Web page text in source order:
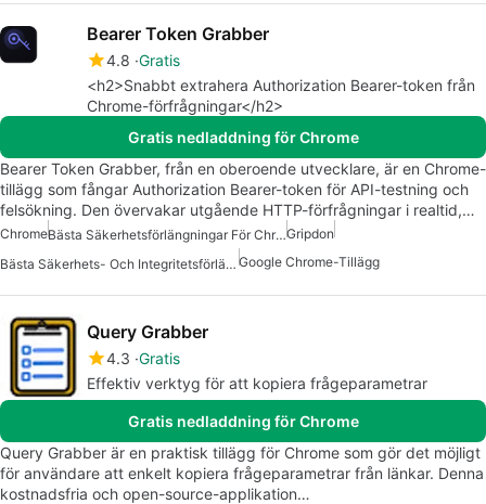
Bearer Token Grabber
4.8 Gratis
<h2>Snabbt extrahera Authorization Bearer-token från
Chrome-förfrågningar</h2>
Gratis nedladdning för Chrome
Bearer Token Grabber, från en oberoende utvecklare, är en Chrome-
tillägg som fångar Authorization Bearer-token för API-testning och
felsökning. Den övervakar utgående HTTP-förfrågningar i realtid,…
Chrome Bästa Säkerhetsförlängningar För ChromeGripdon
Bästa Säkerhets- Och Integritetsförlängningar För Chrome Google Chrome-Tillägg
Query Grabber
4.3 Gratis
Effektiv verktyg för att kopiera frågeparametrar
Gratis nedladdning för Chrome
Query Grabber är en praktisk tillägg för Chrome som gör det möjligt
för användare att enkelt kopiera frågeparametrar från länkar. Denna
kostnadsfria och open-source-applikation…